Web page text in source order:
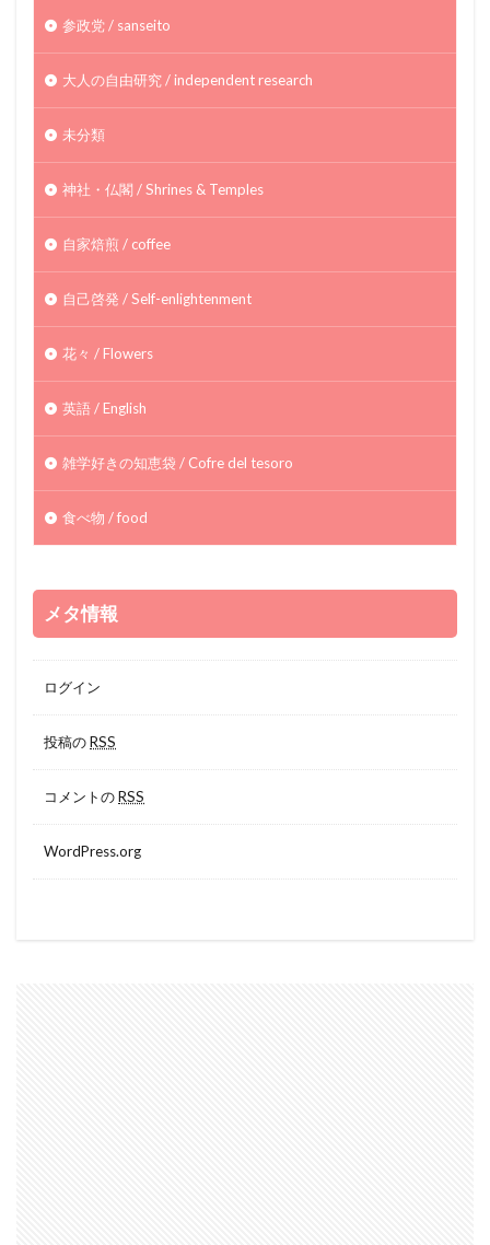
参政党 / sanseito
大人の自由研究 / independent research
未分類
神社・仏閣 / Shrines & Temples
自家焙煎 / coffee
自己啓発 / Self-enlightenment
花々 / Flowers
英語 / English
雑学好きの知恵袋 / Cofre del tesoro
食べ物 / food
メタ情報
ログイン
投稿のRSS
コメントのRSS
WordPress.org